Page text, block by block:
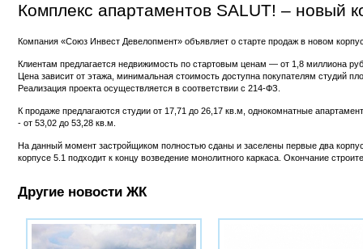
Комплекс апартаментов SALUT! – новый
Компания «Союз Инвест Девелопмент» объявляет о старте продаж в новом
Клиентам предлагается недвижимость по стартовым ценам — от 1,8 миллиона
Цена зависит от этажа, минимальная стоимость доступна покупателям студий
Реализация проекта осуществляется в соответствии с 214-ФЗ.
К продаже предлагаются студии от 17,71 до 26,17 кв.м, однокомнатные
- от 53,02 до 53,28 кв.м.
На данный момент застройщиком полностью сданы и заселены первые два
корпусе 5.1 подходит к концу возведение монолитного каркаса. Окончание
Другие новости ЖК